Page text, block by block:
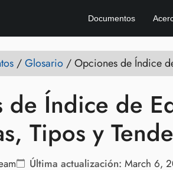
Documentos
/Glosario /Opciones de Índice
de Índice de
Tipos y
Última actualización: March 6,